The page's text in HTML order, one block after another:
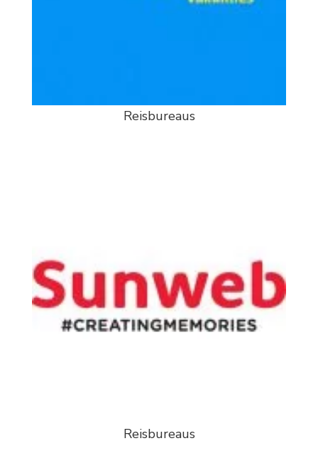
Reisbureaus
Reisbureaus